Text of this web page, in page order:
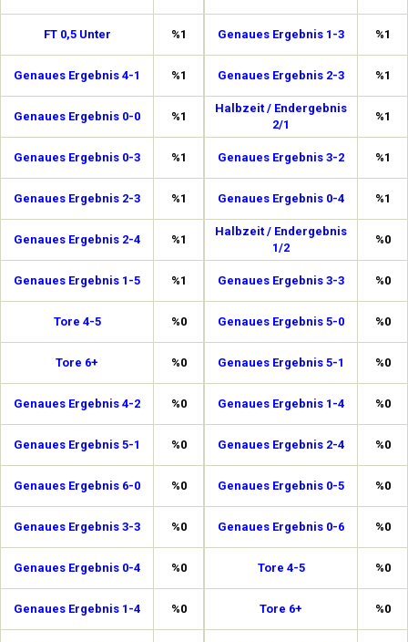
FT 0,5 Unter %1
Genaues Ergebnis 4-1 %1
Genaues Ergebnis 0-0 %1
Genaues Ergebnis 0-3 %1
Genaues Ergebnis 2-3 %1
Genaues Ergebnis 2-4 %1
Genaues Ergebnis 1-5 %1
Tore 4-5 %0
Tore 6+ %0
Genaues Ergebnis 4-2 %0
Genaues Ergebnis 5-1 %0
Genaues Ergebnis 6-0 %0
Genaues Ergebnis 3-3 %0
Genaues Ergebnis 0-4 %0
Genaues Ergebnis 1-4 %0
Genaues Ergebnis 1-3 %1
Genaues Ergebnis 2-3 %1
Halbzeit / Endergebnis
2/1
%1
Genaues Ergebnis 3-2 %1
Genaues Ergebnis 0-4 %1
Halbzeit / Endergebnis
1/2
%0
Genaues Ergebnis 3-3 %0
Genaues Ergebnis 5-0 %0
Genaues Ergebnis 5-1 %0
Genaues Ergebnis 1-4 %0
Genaues Ergebnis 2-4 %0
Genaues Ergebnis 0-5 %0
Genaues Ergebnis 0-6 %0
Tore 4-5 %0
Tore 6+ %0